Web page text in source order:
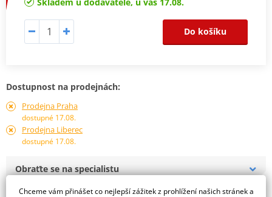
Do košíku
Dostupnost na prodejnách:
Prodejna Praha
dostupné 17.08.
Prodejna Liberec
dostupné 17.08.
Obraťte se na specialistu
Chceme vám přinášet co nejlepší zážitek z prohlížení našich stránek a